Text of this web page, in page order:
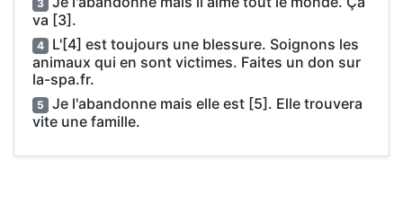
3
va [3].
4 L'[4] est toujours une blessure. Soignons les
animaux qui en sont victimes. Faites un don sur
la-spa.fr.
5 Je l'abandonne mais elle est [5]. Elle trouvera
vite une famille.